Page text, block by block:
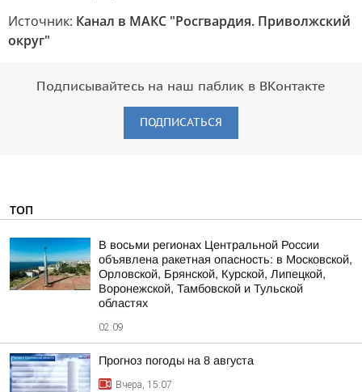
Источник: Канал в МАКС "Росгвардия. Приволжский
округ"
Подписывайтесь на наш паблик в ВКонтакте
ПОДПИСАТЬСЯ
ТОП
В восьми регионах Центральной России
объявлена ракетная опасность: в Московской,
Орловской, Брянской, Курской, Липецкой,
Воронежской, Тамбовской и Тульской
областях
02:09
Прогноз погоды на 8 августа
Вчера, 15:07